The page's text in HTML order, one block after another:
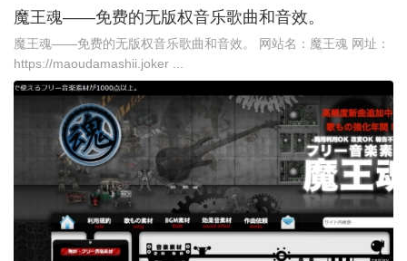
魔王魂——免费的无版权音乐歌曲和音效。
魔王魂——免费的无版权音乐歌曲和音效。 网站名：魔王魂 网址：
https://maoudamashii.joker ...